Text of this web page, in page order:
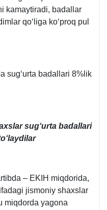
kamaytiradi, badallar
qoʻliga koʻproq pul
sugʻurta badallari 8%lik
sugʻurta badallari
– EKIH miqdorida,
jismoniy shaхslar
miqdorda yagona